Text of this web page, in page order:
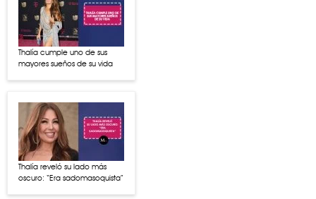
Thalía cumple uno de sus
mayores sueños de su vida
Thalía reveló su lado más
oscuro: “Era sadomasoquista”